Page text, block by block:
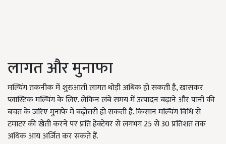
लागत और मुनाफा
मल्चिंग तकनीक में शुरुआती लागत थोड़ी अधिक हो सकती है, खासकर
प्लास्टिक मल्चिंग के लिए. लेकिन लंबे समय में उत्पादन बढ़ाने और पानी की
बचत के जरिए मुनाफे में बढ़ोत्तरी हो सकती है. किसान मल्चिंग विधि से
टमाटर की खेती करने पर प्रति हेक्टेयर से लगभग 25 से 30 प्रतिशत तक
अधिक आय अर्जित कर सकते हैं.